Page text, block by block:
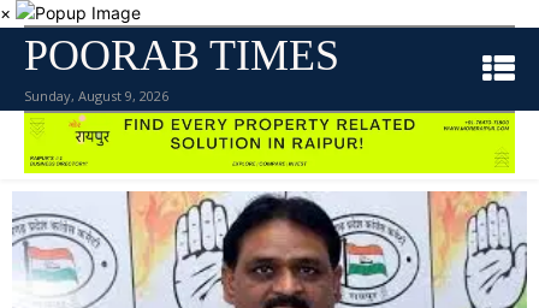
×
POORAB TIMES
Sunday, August 9, 2026